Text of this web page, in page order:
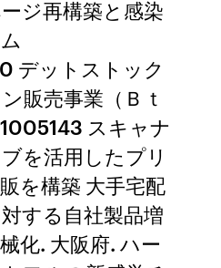
ジ再構築と感染
デットストック
販売事業（Ｂｔ
スキャナ
を活用したプリ
を構築 大手宅配
する自社製品増
化. 大阪府. ハー